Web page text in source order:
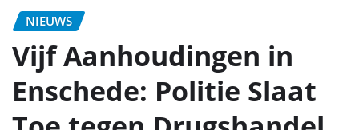
NIEUWS
Vijf Aanhoudingen in
Enschede: Politie Slaat